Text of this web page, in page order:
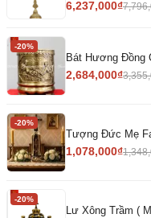
6,237,000₫
-20%
Bát Hương Đồng
2,684,000₫
-20%
Tượng Đức Mẹ
1,078,000₫
-20%
Lư Xông Trầm (